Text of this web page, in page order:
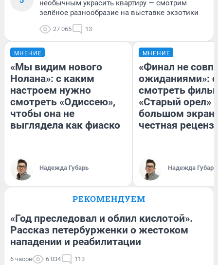
необычным украсить квартиру — смотрим
зелёное разнообразие на выставке экзотики
27 065 13
МНЕНИЕ
«Мы видим нового
Нолана»: с каким
настроем нужно
смотреть «Одиссею»,
чтобы она не
выглядела как фиаско
Надежда Губарь
МНЕНИЕ
«Финал не
ожиданиями»:
смотреть
«Старый орел»
большом
честная
Надежда Губарь
РЕКОМЕНДУЕМ
«Год преследовал и облил кислотой».
Рассказ петербурженки о жестоком
нападении и реабилитации
6 часов 6 034 113